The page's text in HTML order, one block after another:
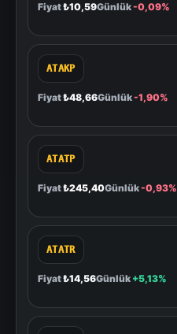
Fiyat₺10,59Günlük-0,09%
ATAKP
Fiyat₺48,66Günlük-1,90%
ATATP
Fiyat₺245,40Günlük-0,93%
ATATR
Fiyat₺14,56Günlük +5,13%